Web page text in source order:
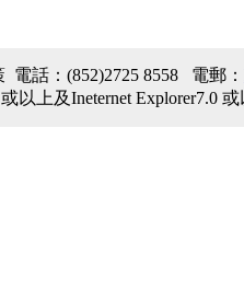
話：(852)2725 8558 電郵：
上及Ineternet Explorer7.0